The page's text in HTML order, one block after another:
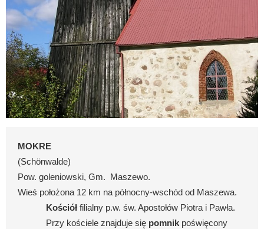
MOKRE
(Schönwalde)
Pow. goleniowski, Gm.
Maszewo.
Wieś położona 12 km na północny-wschód od Maszewa.
Kościół filialny p.w. św. Apostołów Piotra i Pawła.
Przy kościele znajduje się pomnik poświęcony